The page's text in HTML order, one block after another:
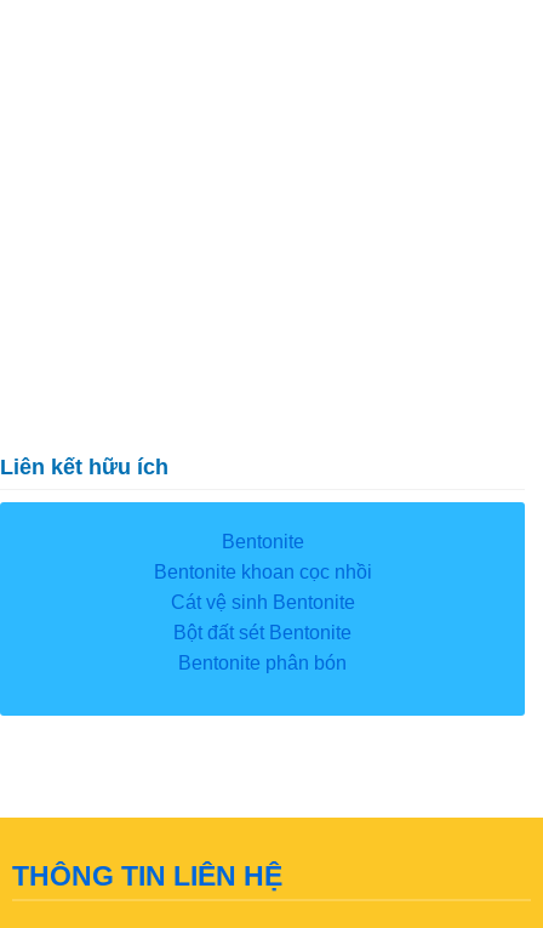
Liên kết hữu ích
Bentonite
Bentonite khoan cọc nhồi
Cát vệ sinh Bentonite
Bột đất sét Bentonite
Bentonite phân bón
THÔNG TIN LIÊN HỆ